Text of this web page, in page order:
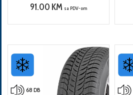
91.00 KM sa PDV-om
68 DB